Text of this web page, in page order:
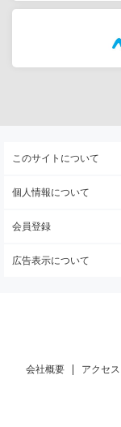
このサイトについて
個人情報について
会員登録
広告表示について
会社概要 アクセス